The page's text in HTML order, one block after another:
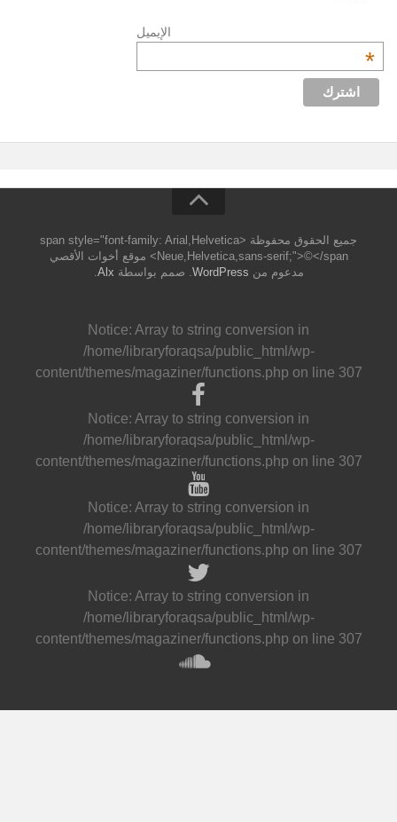
الإيميل
*
جميع الحقوق محفوظة <span style="font-family: Arial,Helvetica
Neue,Helvetica,sans-serif;">©</span> موقع أخوات الأقصي
مدعوم من WordPress. صمم بواسطة Alx
.
Notice: Array to string conversion in
/home/libraryforaqsa/public_html/wp-
content/themes/magaziner/functions.php on line 307
Notice: Array to string conversion in
/home/libraryforaqsa/public_html/wp-
content/themes/magaziner/functions.php on line 307
Notice: Array to string conversion in
/home/libraryforaqsa/public_html/wp-
content/themes/magaziner/functions.php on line 307
Notice: Array to string conversion in
/home/libraryforaqsa/public_html/wp-
content/themes/magaziner/functions.php on line 307